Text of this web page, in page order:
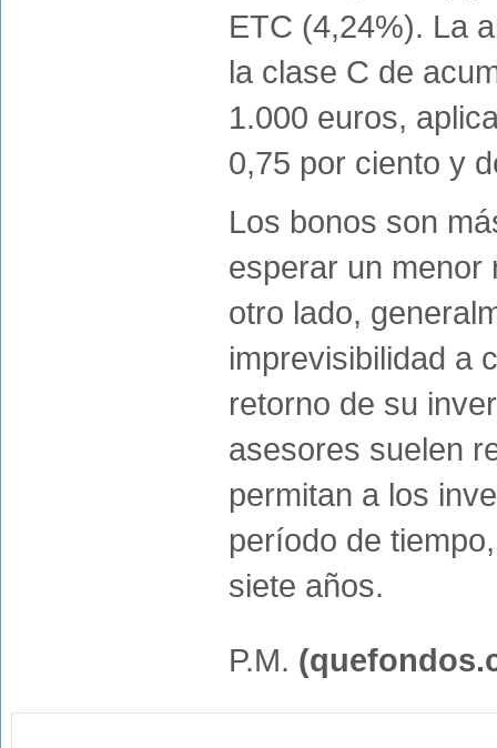
ETC (4,24%). La
la clase C de
1.000 euros,
0,75 por ciento y
Los bonos son
esperar un menor
otro lado,
imprevisibilidad a
retorno de su
asesores suelen
permitan a los
período de
siete años.
P.M.